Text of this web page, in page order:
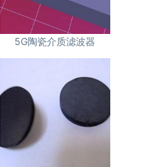
5G陶瓷介质滤波器